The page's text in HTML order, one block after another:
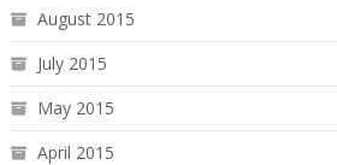
August 2015
July 2015
May 2015
April 2015